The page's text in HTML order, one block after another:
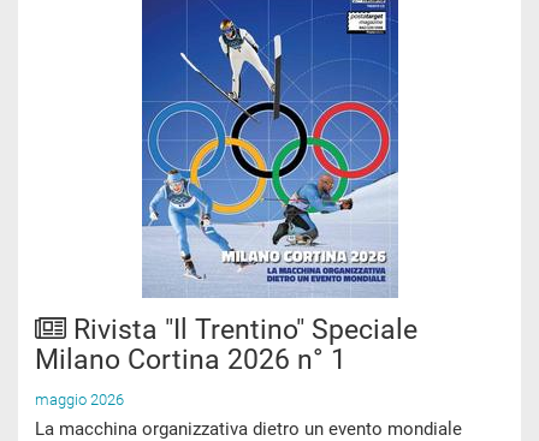
Rivista "Il Trentino" Speciale
Milano Cortina 2026 n° 1
maggio 2026
La macchina organizzativa dietro un evento mondiale